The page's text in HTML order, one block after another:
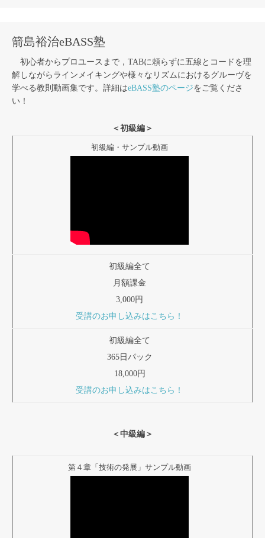
箭島裕治eBASS塾
初心者からプロユースまで，TABに頼らずに五線とコードを理
解しながらラインメイキングや様々なリズムにおけるグルーヴを
学べる教則動画集です。詳細はeBASS塾のページをご覧くださ
い！
＜初級編＞
初級編・サンプル動画
初級編全て
月額課金
3,000円
受講のお申し込みはこちら！
初級編全て
365日パック
18,000円
受講のお申し込みはこちら！
＜中級編＞
第４章「技術の発展」サンプル動画